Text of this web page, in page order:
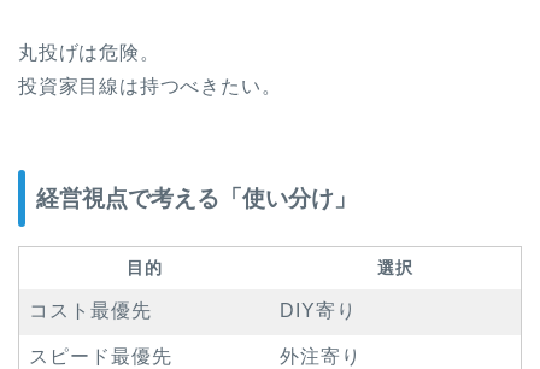
丸投げは危険。
投資家目線は持つべきたい。
経営視点で考える「使い分け」
目的 選択
コスト最優先 DIY寄り
スピード最優先 外注寄り